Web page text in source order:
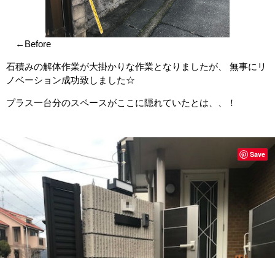
←Before
石積みの解体作業が大掛かりな作業となりましたが、 無事にリ
ノベーション成功致しました☆
プラス一台分のスペースがここに隠れていたとは、、！
Save